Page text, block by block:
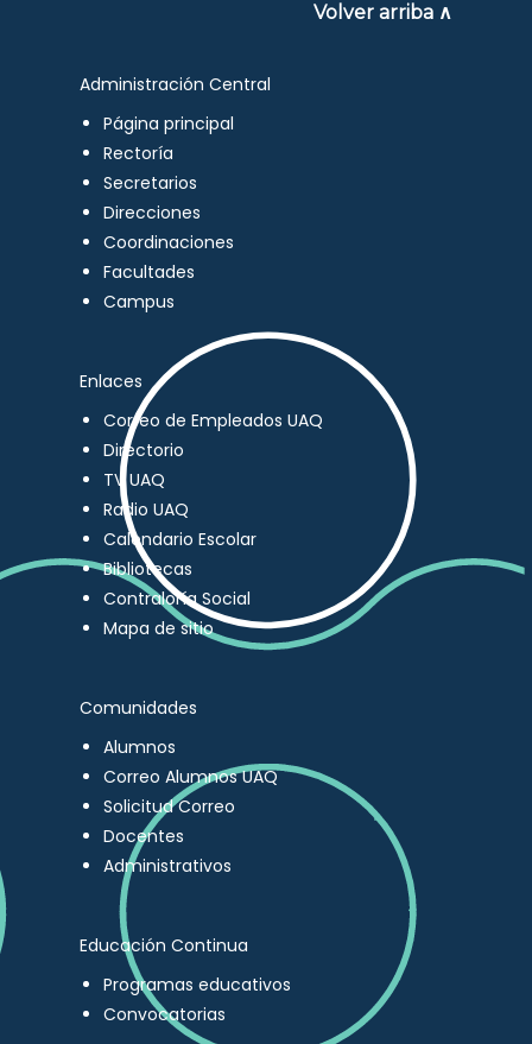
Volver arriba ∧
Administración Central
Página principal
Rectoría
Secretarios
Direcciones
Coordinaciones
Facultades
Campus
Enlaces
Correo de Empleados UAQ
Directorio
TV UAQ
Radio UAQ
Calendario Escolar
Bibliotecas
Contraloría Social
Mapa de sitio
Comunidades
Alumnos
Correo Alumnos UAQ
Solicitud Correo
Docentes
Administrativos
Educación Continua
Programas educativos
Convocatorias